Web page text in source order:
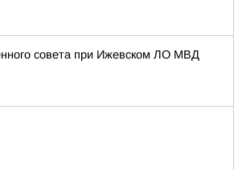
совета при Ижевском ЛО МВД